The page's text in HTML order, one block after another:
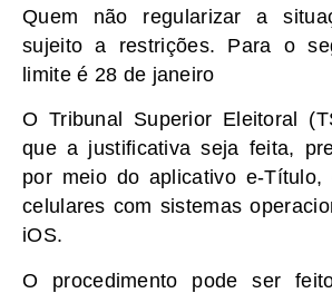
Quem não regularizar a
sujeito a restrições. Para o
limite é 28 de janeiro
O Tribunal Superior Eleitoral
que a justificativa seja feita,
por meio do aplicativo e-Título,
celulares com sistemas
iOS.
O procedimento pode ser